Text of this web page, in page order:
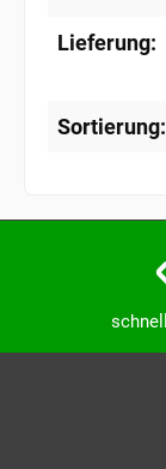
Lieferung:
Sortierung: